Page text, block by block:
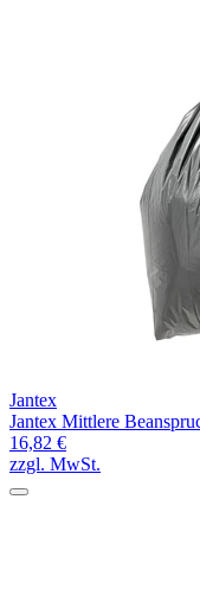
Jantex
Jantex Mittlere
16,82 €
zzgl. MwSt.